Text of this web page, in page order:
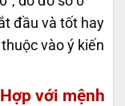
đầu và tốt hay
vào ý kiến
với mệnh